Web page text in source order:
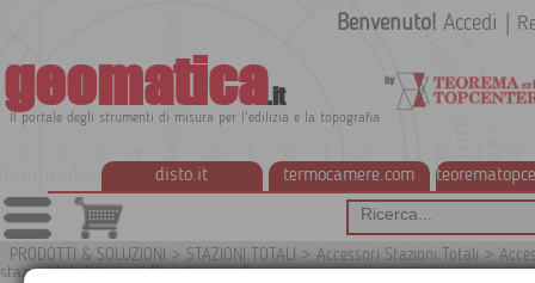
geomatica.it
Il portale degli strumenti di misura per l'edilizia e la topografia
disto.it termocamere.com
Benvenuto! Accedi
PRODOTTI & SOLUZIONI > STAZIONI TOTALI > Accessori Stazioni Totali >
stazioni totali Leica>Bipiedi per paline